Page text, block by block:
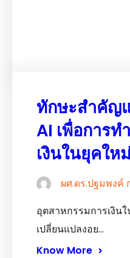
ทักษะสำคัญ
AI เพื่อการ
เงินในยุคใหม่
ผศ.ดร.ปฐมพงค์
อุตสาหกรรมการเงิน
เปลี่ยนแปลงอย…
Know More